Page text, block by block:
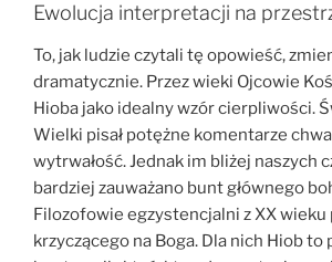
Ewolucja interpretacji na
To, jak ludzie czytali tę opowieść,
dramatycznie. Przez wieki Ojcowie
Hioba jako idealny wzór cierpliwości.
Wielki pisał potężne komentarze
wytrwałość. Jednak im bliżej naszych
bardziej zauważano bunt głównego
Filozofowie egzystencjalni z XX wieku
krzyczącego na Boga. Dla nich Hiob to